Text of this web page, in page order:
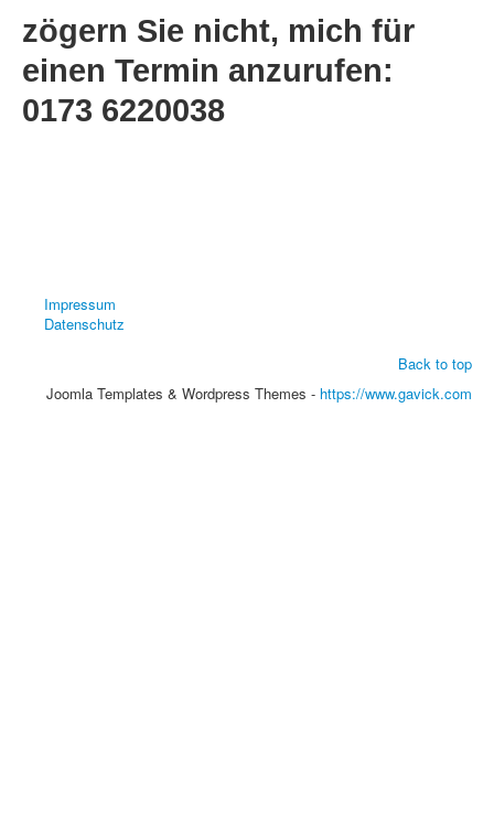
zögern Sie nicht, mich für
einen Termin anzurufen:
0173 6220038
Impressum
Datenschutz
Back to top
Joomla Templates & Wordpress Themes - https://www.gavick.com